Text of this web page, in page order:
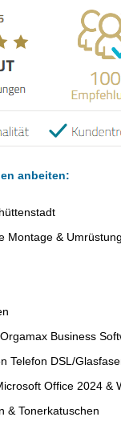
anbeiten:
Montage &
Business
Telefon DSL/
Office 2024 &
& Tonerkatuschen